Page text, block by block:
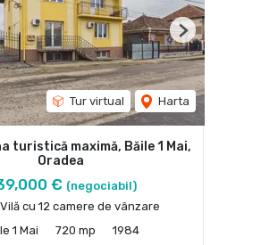
Tur virtual Harta
Next
turistică maximă, Băile 1 Mai,
Oradea
€ (negociabil)
cu 12 camere de vânzare
1 Mai
720 mp 1984